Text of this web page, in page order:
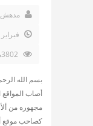
مدهش
فبراير 14th, 2012
بسم الله
أصاب
مجهوره من
كصاحب موقع